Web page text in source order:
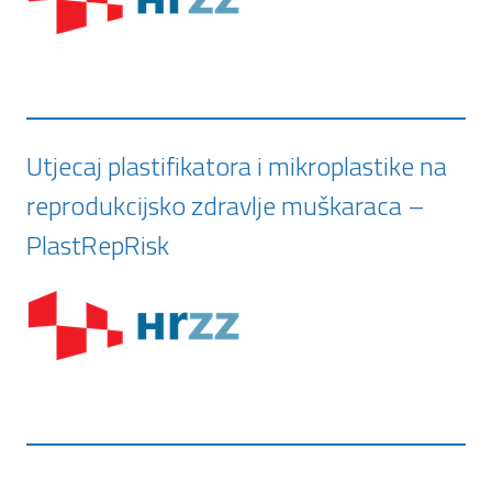
Utjecaj plastifikatora i mikroplastike na
reprodukcijsko zdravlje muškaraca –
PlastRepRisk